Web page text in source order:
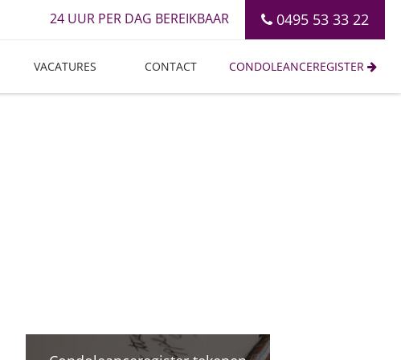
24 UUR PER DAG BEREIKBAAR 0495 53 33 22
VACATURES CONTACT CONDOLEANCEREGISTER